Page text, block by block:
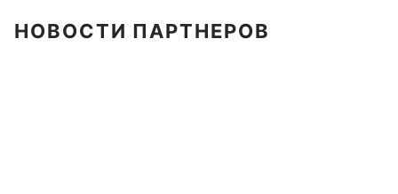
НОВОСТИ ПАРТНЕРОВ